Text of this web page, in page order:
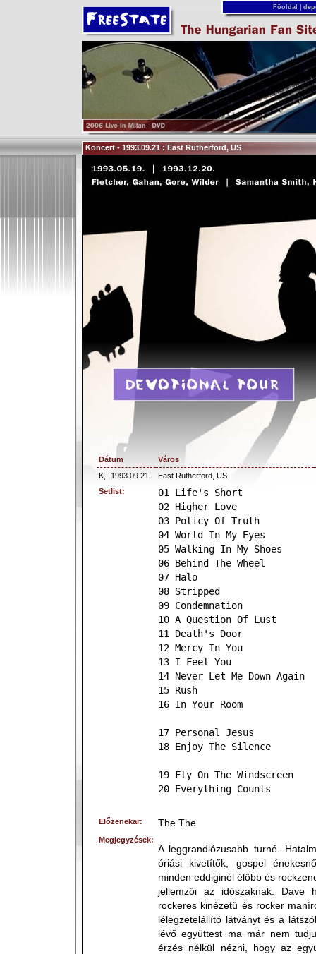
Főoldal
Koncert - 1993.09.21 : East Rutherford, US
Dátum
Város
K,
1993.09.21.
East Rutherford, US
Setlist:
01 Life's Short
02 Higher Love
03 Policy Of Truth
04 World In My Eyes
05 Walking In My Shoes
06 Behind The Wheel
07 Halo
08 Stripped
09 Condemnation
10 A Question Of Lust
11 Death's Door
12 Mercy In You
13 I Feel You
14 Never Let Me Down Again
15 Rush
16 In Your Room
17 Personal Jesus
18 Enjoy The Silence
19 Fly On The Windscreen
20 Everything Counts
Előzenekar: The The
Megjegyzések:
A leggrandiózusabb turné.
óriási kivetítők, gospel
minden eddiginél élőbb és
jellemzői az időszaknak. Dave
rockeres kinézetű és rocker
lélegzetelállító látványt és a
lévő együttest ma már nem
érzés nélkül nézni, hogy az